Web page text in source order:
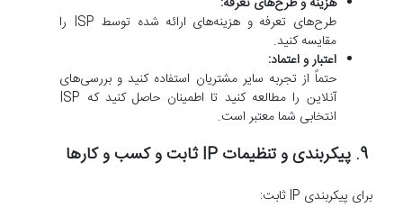
طرح‌های تعرفه و هزینه‌های ارائه شده توسط ISP را
مقایسه کنید.
اعتبار و اعتماد:
حتماً از تجربه سایر مشتریان استفاده کنید و بررسی‌های
آنلاین را مطالعه کنید تا اطمینان حاصل کنید که ISP
انتخابی شما معتبر است.
9. پیکربندی و تنظیمات IP ثابت و کسب و کارها
برای پیکربندی IP ثابت: